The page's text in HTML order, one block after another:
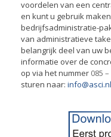
voordelen van een
en kunt u gebruik
bedrijfsadministratie-
van administratieve
belangrijk deel van uw
informatie over de
op via het nummer 085
sturen naar: info@asci.nl